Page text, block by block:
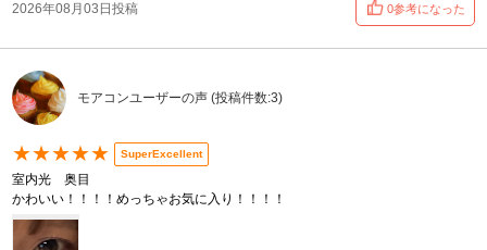
2026年08月03日投稿 0参考になった
モアコンユーザーの声 (投稿件数:3)
★★★★★ SuperExcellent
室内光 奥目
かわいい！！！！めっちゃお気に入り！！！！